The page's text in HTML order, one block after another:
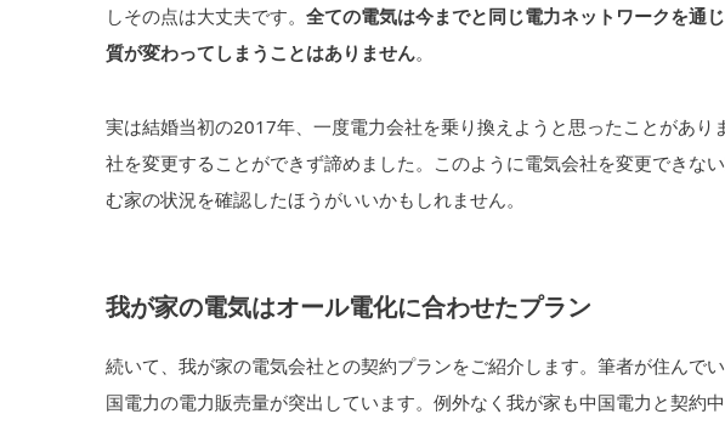
しその点は大丈夫です。 全ての電気は今までと同じ電力ネットワークを通
質が変わってしまうことはありません。
実は結婚当初の2017年、一度電力会社を乗り換えようと思ったことがあ
社を変更することができず諦めました。このように電気会社を変更できな
む家の状況を確認したほうがいいかもしれません。
我が家の電気はオール電化に合わせたプラン
続いて、我が家の電気会社との契約プランをご紹介します。筆者が住んで
国電力の電力販売量が突出しています。例外なく我が家も中国電力と契約中